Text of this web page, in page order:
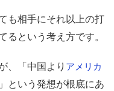
も相手にそれ以上の打
という考え方です。
、「中国より アメリカ
という発想が根底にあ